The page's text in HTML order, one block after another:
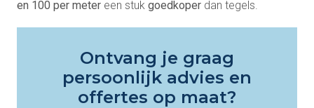
en 100 per meter een stuk goedkoper dan tegels.
Ontvang je graag
persoonlijk advies en
offertes op maat?